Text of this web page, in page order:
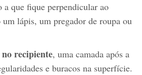
a que fique perpendicular ao
lápis, um pregador de roupa ou
recipiente, uma camada após a
e buracos na superfície.